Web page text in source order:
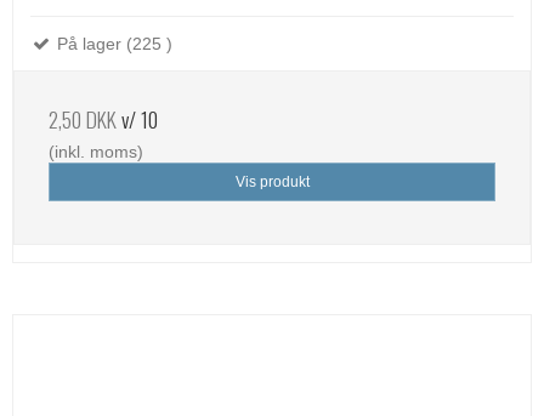
På lager (225 )
2,50 DKKv/ 10
(inkl. moms)
Vis produkt